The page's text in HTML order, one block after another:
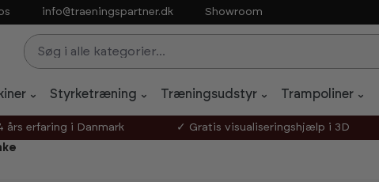
info@traeningspartner.dk Showroom
Styrketræning Træningsudstyr Trampoliner
års erfaring i Danmark ✓ Gratis visualiseringshjælp i 3D